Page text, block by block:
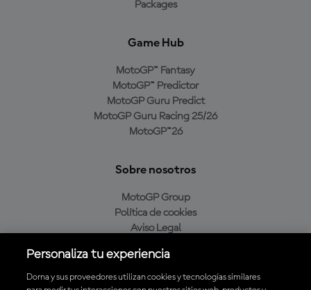
Packages
Game Hub
MotoGP™ Fantasy
MotoGP™ Predictor
MotoGP Guru Predict
MotoGP Guru Racing 25/26
MotoGP™26
Sobre nosotros
MotoGP Group
Política de cookies
Aviso Legal
Política de compra
Personaliza tu experiencia
Dorna y sus proveedores utilizan cookies y tecnologías similares